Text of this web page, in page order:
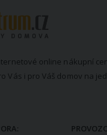
online nákupní
Vás i pro Váš domov na